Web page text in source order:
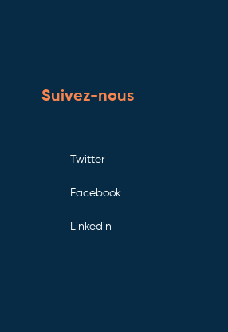
Suivez-nous
Twitter
Facebook
Linkedin